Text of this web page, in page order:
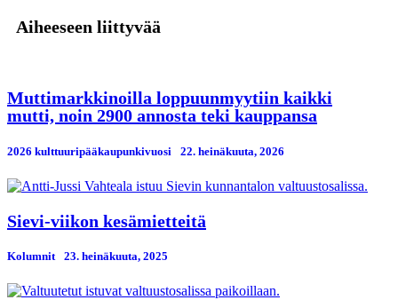
Aiheeseen liittyvää
Muttimarkkinoilla loppuunmyytiin kaikki
mutti, noin 2900 annosta teki kauppansa
2026 kulttuuripääkaupunkivuosi 22. heinäkuuta, 2026
Sievi-viikon kesämietteitä
Kolumnit 23. heinäkuuta, 2025